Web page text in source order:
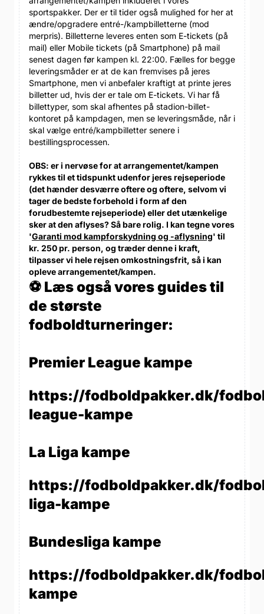
sportspakker. Der er til tider også mulighed for her at
ændre/opgradere entré-/kampbilletterne (mod
merpris). Billetterne leveres enten som E-tickets (på
mail) eller Mobile tickets (på Smartphone) på mail
senest dagen før kampen kl. 22:00. Fælles for begge
leveringsmåder er at de kan fremvises på jeres
Smartphone, men vi anbefaler kraftigt at printe jeres
billetter ud, hvis der er tale om E-tickets. Vi har få
billettyper, som skal afhentes på stadion-billet-
kontoret på kampdagen, men se leveringsmåde, når i
skal vælge entré/kampbilletter senere i
bestillingsprocessen.
OBS: er i nervøse for at arrangementet/kampen
rykkes til et tidspunkt udenfor jeres rejseperiode
(det hænder desværre oftere og oftere, selvom vi
tager de bedste forbehold i form af den
forudbestemte rejseperiode) eller det utænkelige
sker at den aflyses? Så bare rolig. I kan tegne vores
'Garanti mod kampforskydning og -aflysning' til
kr. 250 pr. person, og træder denne i kraft,
tilpasser vi hele rejsen omkostningsfrit, så i kan
opleve arrangementet/kampen.
⚽ Læs også vores guides til
de største
fodboldturneringer:
Premier League kampe
https://fodboldpakker.dk/
league-kampe
La Liga kampe
https://fodboldpakker.dk/
liga-kampe
Bundesliga kampe
https://fodboldpakker.dk/
kampe